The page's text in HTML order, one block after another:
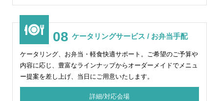
08 ケータリングサービス / お弁当手配
ケータリング、お弁当・軽食快適サポート。ご希望のご予算や
内容に応じ、豊富なラインナップからオーダーメイドでメニュ
ー提案を差し上げ、当日にご用意いたします。
詳細/対応会場